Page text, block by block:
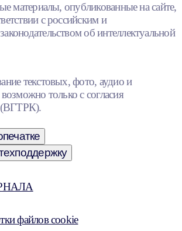
материалы, опубликованные на сайте,
с российским и
об интеллектуальной
текстовых, фото, аудио и
только с согласия
(ВГТРК).
файлов cookie